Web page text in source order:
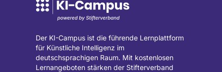
Der KI-Campus ist die führende Lernplattform
für Künstliche Intelligenz im
deutschsprachigen Raum. Mit kostenlosen
Lernangeboten stärken der Stifterverband